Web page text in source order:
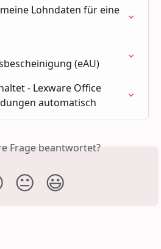
Lohndaten für eine
(eAU)
- Lexware Office
automatisch
Frage beantwortet?
😐 😃